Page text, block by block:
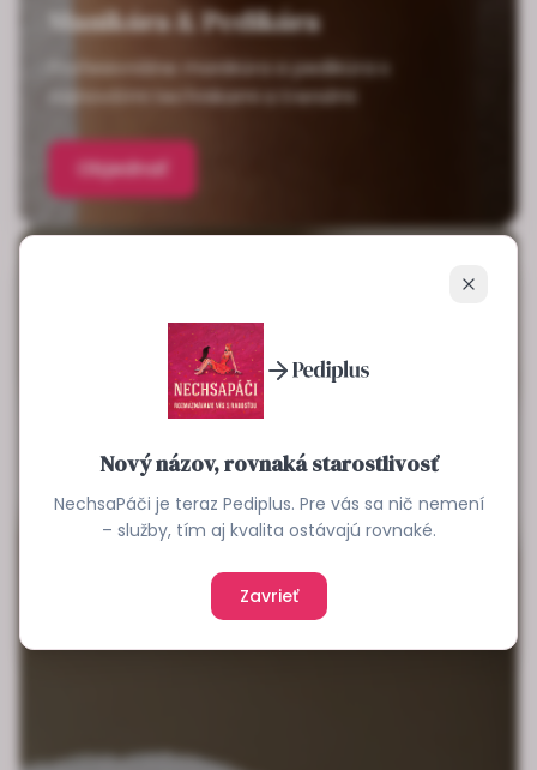
Zavrieť
Nový názov, rovnaká starostlivosť
NechsaPáči je teraz Pediplus. Pre vás sa nič nemení
– služby, tím aj kvalita ostávajú rovnaké.
Zavrieť
Manikúra & Pedikúra
Profesionálne manikúra a pedikúra s
najnovšími technikami a trendmi
Objednať